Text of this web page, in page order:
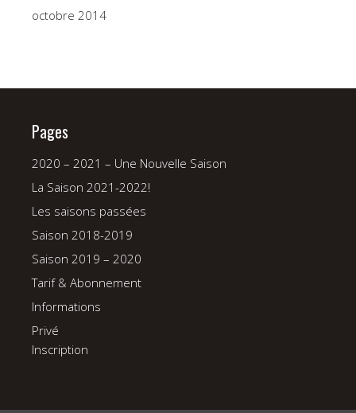
octobre 2014
Pages
2020 – 2021 – Une Nouvelle Saison
La Saison 2021-2022!
Les saisons passées
Saison 2018-2019
Saison 2019 – 2020
Tarif & Abonnement
Informations
Privé
Inscription